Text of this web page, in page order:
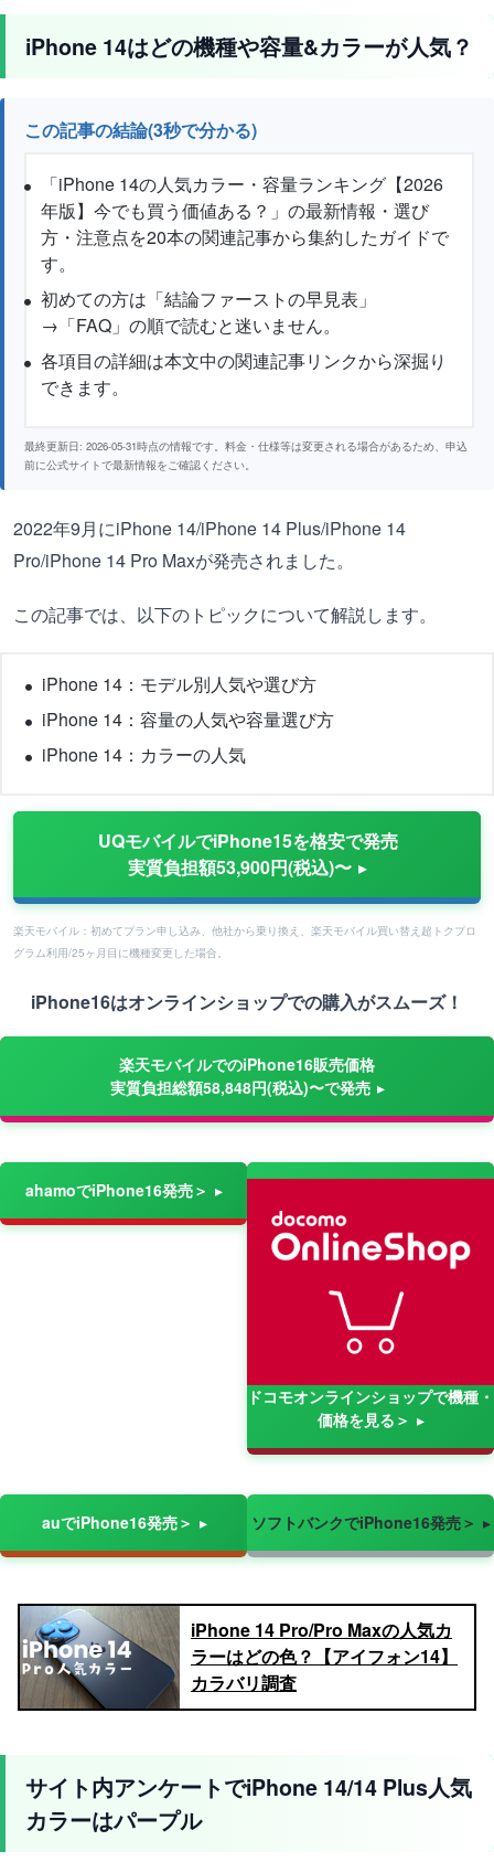
iPhone 14はどの機種や容量&カラーが人気？
この記事の結論(3秒で分かる)
「iPhone 14の人気カラー・容量ランキング【2026
年版】今でも買う価値ある？」の最新情報・選び
方・注意点を20本の関連記事から集約したガイドで
す。
初めての方は「結論ファーストの早見表」
→「FAQ」の順で読むと迷いません。
各項目の詳細は本文中の関連記事リンクから深掘り
できます。
最終更新日: 2026-05-31時点の情報です。料金・仕様等は変更される場合があるため、申込
前に公式サイトで最新情報をご確認ください。
2022年9月にiPhone 14/iPhone 14 Plus/iPhone 14
Pro/iPhone 14 Pro Maxが発売されました。
この記事では、以下のトピックについて解説します。
iPhone 14：モデル別人気や選び方
iPhone 14：容量の人気や容量選び方
iPhone 14：カラーの人気
UQモバイルでiPhone15を格安で発売
実質負担額53,900円(税込)〜
楽天モバイル：初めてプラン申し込み、他社から乗り換え、楽天モバイル買い替え超トクプロ
グラム利用/25ヶ月目に機種変更した場合。
iPhone16はオンラインショップでの購入がスムーズ！
楽天モバイルでのiPhone16販売価格
実質負担総額58,848円(税込)〜で発売
ahamoでiPhone16発売＞
ドコモオンラインショップで機種・
価格を見る＞
auでiPhone16発売＞ ソフトバンクでiPhone16発売＞
iPhone 14 Pro/Pro Maxの人気カ
ラーはどの色？【アイフォン14】
カラバリ調査
サイト内アンケートでiPhone 14/14 Plus人気
カラーはパープル